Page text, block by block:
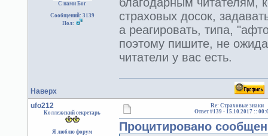
С нами Бог
Сообщений: 3139
Пол:
страховых досок,
а реагировать, типа,
поэтому пишите, не
читатели у вас есть.
Наверх
ufo212
Коллежский секретарь
Я люблю форум
Re: Страховые знаки
Ответ #139 - 15.10.2017 ::
Процитировано